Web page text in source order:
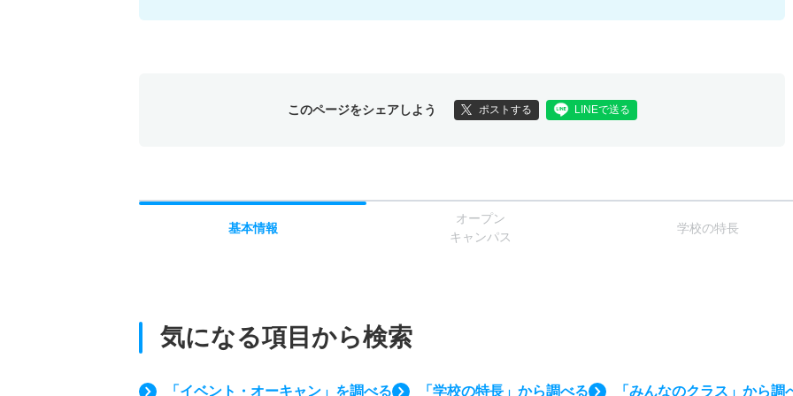
このページをシェアしよう ポストする LINEで送る
基本情報
オープン
キャンパス
学校の特長
気になる項目から検索
「イベント・オーキャン」を調べる 「学校の特長」から調べる 「みんなのクラス」から調